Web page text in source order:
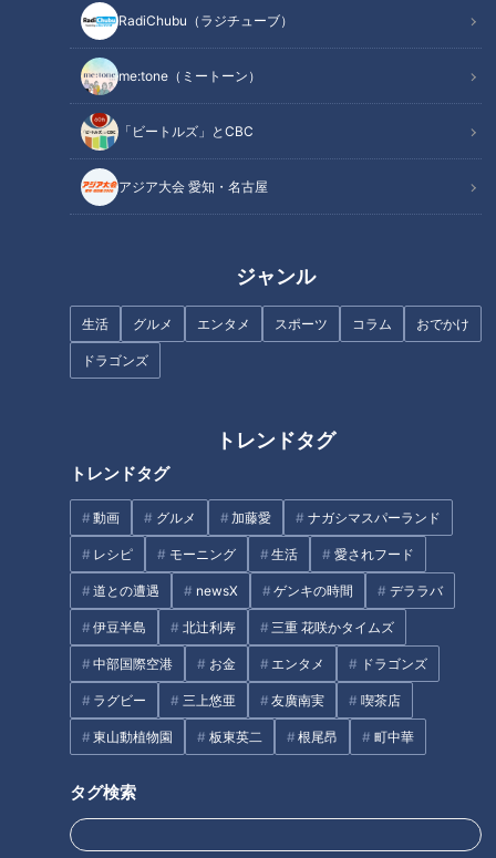
RadiChubu（ラジチューブ）
me:tone（ミートーン）
「ビートルズ」とCBC
アジア大会 愛知・名古屋
ジャンル
生活 グルメ エンタメ スポーツ コラム おでかけ
ドラゴンズ
トレンドタグ
トレンドタグ
動画 グルメ 加藤愛 ナガシマスパーランド
レシピ モーニング 生活 愛されフード
道との遭遇 newsX ゲンキの時間 デララバ
伊豆半島 北辻利寿 三重 花咲かタイムズ
中部国際空港 お金 エンタメ ドラゴンズ
ラグビー 三上悠亜 友廣南実 喫茶店
東山動植物園 板東英二 根尾昂 町中華
タグ検索
蚊の潜む場所は？叩かず、早歩きで対処！
CBCテレビ：画像 『チャント！』
蚊の調査を行っている名古屋市衛生研究所の天野賢さんに「蚊
に刺されないための対策」を聞きました。天野さんが向かった
のは、公園内にある草木が生い茂った場所。虫取り網を1～2
分、振ってみると、すぐに4匹の蚊を捕まえることができまし
た。見守る桜沢さんの足にも蚊がとまっています！天野さんに
よると、蚊がたくさんいる場所は「風通しが悪いところ、直射
日光が当たらないところ、下草が長いところ」。蚊は風に弱い
ので、葉の裏で風をよけています。木々が生い茂っている場所
は、蚊の絶好の住処になっています。
天野さんに、たくさんの蚊に遭遇した場合の対処法を教えても
らいました。「全部を叩き潰すのは難しいので、早歩きでその
ができません。走らなくても、早歩きで大丈夫です」とのこ